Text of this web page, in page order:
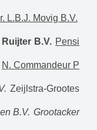
L.B.J. Movig B.V.
B.V. Pensi
N. Commandeur P
Zeijlstra-Grootes
B.V. Grootacker